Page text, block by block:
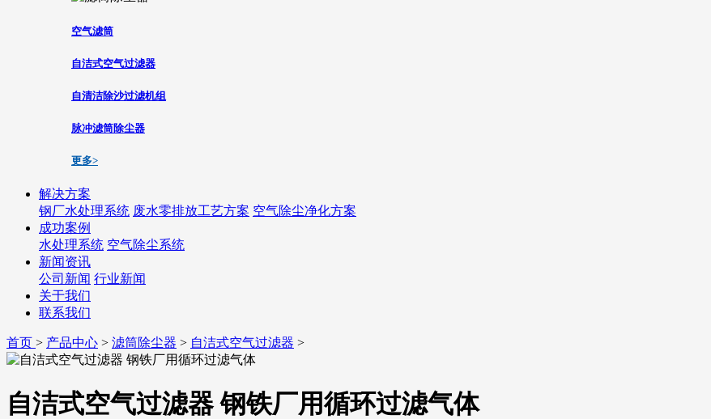
空气滤筒
自洁式空气过滤器
自清洁除沙过滤机组
脉冲滤筒除尘器
更多>
解决方案
钢厂水处理系统 废水零排放工艺方案 空气除尘净化方案
成功案例
水处理系统 空气除尘系统
新闻资讯
公司新闻 行业新闻
关于我们
联系我们
首页 > 产品中心 > 滤筒除尘器 > 自洁式空气过滤器 >
自洁式空气过滤器 钢铁厂用循环过滤气体